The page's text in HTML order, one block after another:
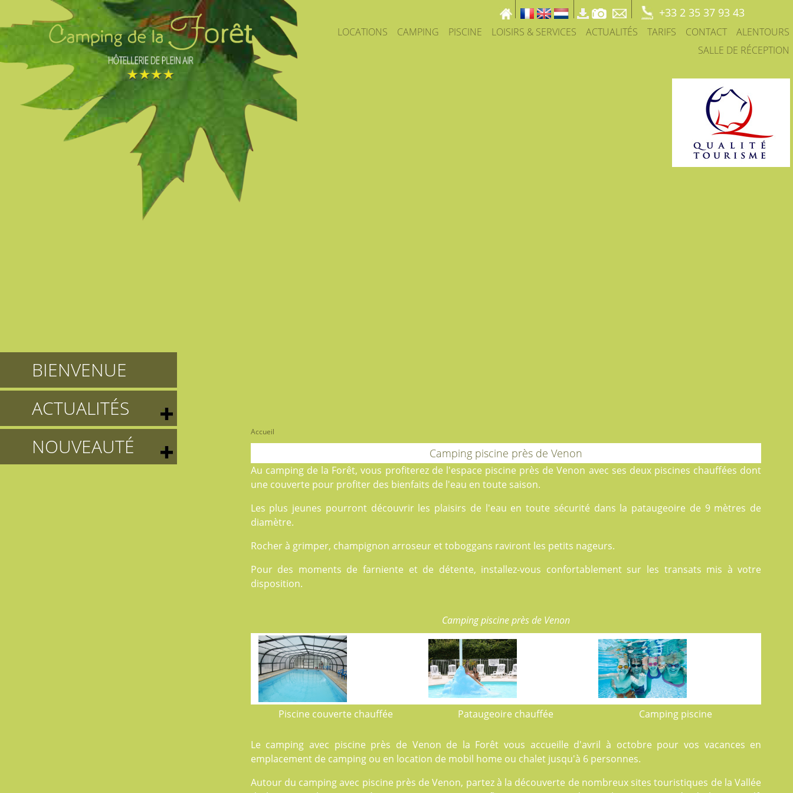
+33 2 35 37 93 43
LOCATIONS CAMPING PISCINE LOISIRS & SERVICES ACTUALITÉS TARIFS CONTACT
ALENTOURS
SALLE DE RÉCEPTION
BIENVENUE
ACTUALITÉS
NOUVEAUTÉ
Accueil
Camping piscine près de Venon
Au camping de la Forêt, vous profiterez de l'espace piscine près de Venon avec ses deux piscines chauffées dont
une couverte pour profiter des bienfaits de l'eau en toute saison.
Les plus jeunes pourront découvrir les plaisirs de l'eau en toute sécurité dans la pataugeoire de 9 mètres de
diamètre.
Rocher à grimper, champignon arroseur et toboggans raviront les petits nageurs.
Pour des moments de farniente et de détente, installez-vous confortablement sur les transats mis à votre
disposition.
Camping piscine près de Venon
Piscine couverte chauffée Pataugeoire chauffée Camping piscine
Le camping avec piscine près de Venon de la Forêt vous accueille d'avril à octobre pour vos vacances en
emplacement de campingou en location de mobil home ou chalet jusqu'à 6 personnes.
Autour du camping avec piscine près de Venon, partez à la découverte de nombreux sites touristiques de la Vallée